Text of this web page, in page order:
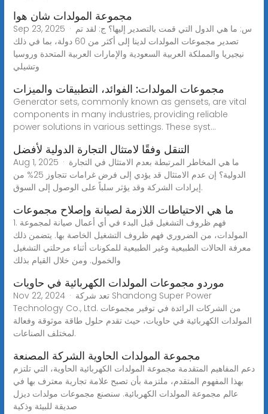
مجموعة المولدات شان هوا
Sep 23, 2025 · س: ما هي الدول التي قمت بالتصدير إليها؟ ج: لقد تم
تصدير مجموعات المولدات لدينا إلى أكثر من 60 دولة، بما في ذلك
نيجيريا والمملكة العربية السعودية والإمارات العربية المتحدة وروسيا
وتشيلي
مجموعات المولدات: الفوائد، التطبيقات والميزات
Generator sets, commonly known as gensets, are vital
components in many industries, providing reliable
power solutions in various settings. These syst...
التنقل وفقًا لامتثال التجارة الدولية لأفضل
Aug 1, 2025 · ما هي المخاطر المرتبطة بعدم الامتثال في التجارة
الدولية؟ إن عدم الامتثال قد يؤدي إلى فرض غرامات تتجاوز 25% من
إيرادات الشركة وقد يؤثر سلباً على الوصول إلى السوق.
ما هي الاحتياطات اللازمة لصيانة وإصلاح مجموعات
1. فهم ظروف التشغيل قبل البدء في أي أعمال صيانة لمجموعة
المولدات، من الضروري فهم ظروف التشغيل الخاصة بها. يتضمن ذلك
معرفة الحالات الطبيعية وغير الطبيعية للمكونات أثناء مرحلتي التشغيل
والخمول. ومن خلال القيام بذلك
موردو مجموعات المولدات الكهربائية في حاويات
Nov 22, 2024 · تعد شركة Shandong Super Power
Technology Co., Ltd. من الشركات الرائدة في توفير مجموعات
المولدات الكهربائية في حاويات، حيث تقدم حلول طاقة موثوقة وفعالة
لمختلف الصناعات.
مجموعة المولدات الحاوية الشركة المصنعة
دعم المفاهيم المتقدمة مجموعة المولدات الكهربائية الحاوية، التي تلتزم
بهذا المفهوم المتقدم، ملتزمة بأن تصبح علامة تجارية معترف بها في
عالم مجموعة المولدات الكهربائية. سنصنع مجموعات مولدات ديزل
صديقة للبيئة وذكية